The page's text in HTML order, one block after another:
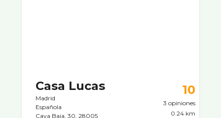
Casa Lucas
Madrid
Española
Cava Baja, 30, 28005
10
3 opiniones
0.24 km